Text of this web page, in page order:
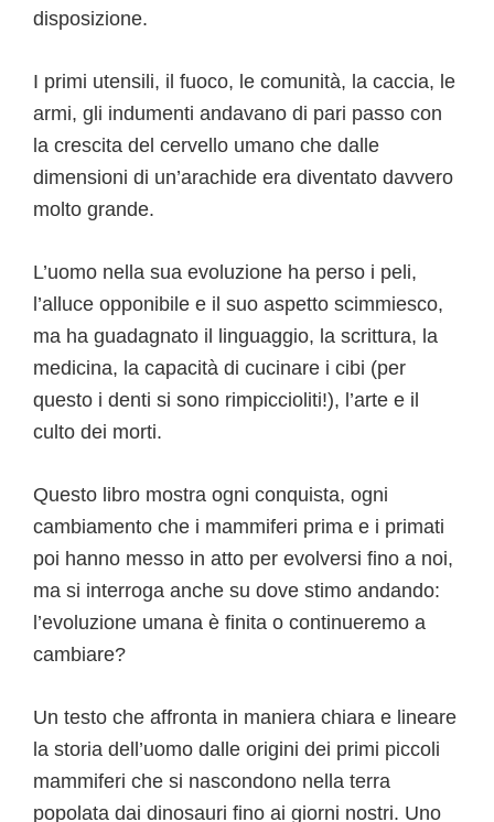
disposizione.
I primi utensili, il fuoco, le comunità, la caccia, le
armi, gli indumenti andavano di pari passo con
la crescita del cervello umano che dalle
dimensioni di un’arachide era diventato davvero
molto grande.
L’uomo nella sua evoluzione ha perso i peli,
l’alluce opponibile e il suo aspetto scimmiesco,
ma ha guadagnato il linguaggio, la scrittura, la
medicina, la capacità di cucinare i cibi (per
questo i denti si sono rimpiccioliti!), l’arte e il
culto dei morti.
Questo libro mostra ogni conquista, ogni
cambiamento che i mammiferi prima e i primati
poi hanno messo in atto per evolversi fino a noi,
ma si interroga anche su dove stimo andando:
l’evoluzione umana è finita o continueremo a
cambiare?
Un testo che affronta in maniera chiara e lineare
la storia dell’uomo dalle origini dei primi piccoli
mammiferi che si nascondono nella terra
popolata dai dinosauri fino ai giorni nostri. Uno